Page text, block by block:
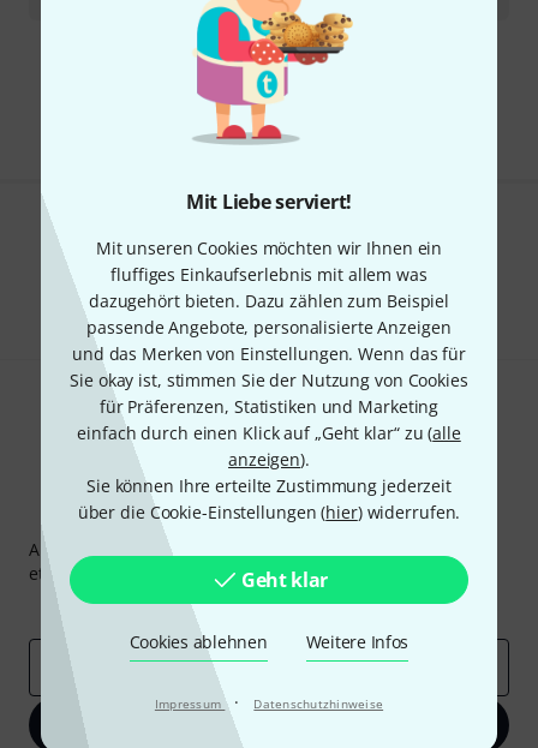
Mit Liebe serviert!
Mit unseren Cookies möchten wir Ihnen ein
fluffiges Einkaufserlebnis mit allem was
dazugehört bieten. Dazu zählen zum Beispiel
passende Angebote, personalisierte Anzeigen
und das Merken von Einstellungen. Wenn das für
Sie okay ist, stimmen Sie der Nutzung von Cookies
für Präferenzen, Statistiken und Marketing
einfach durch einen Klick auf „Geht klar“ zu (alle
anzeigen).
Sie können Ihre erteilte Zustimmung jederzeit
über die Cookie-Einstellungen (hier) widerrufen.
Geht klar
Cookies ablehnen Weitere Infos
Impressum · Datenschutzhinweise
Kostenloser Versand ab 29 €
Alle Preise inkl. MwSt.
Gefällt Ihnen, was Sie sehen?
Teilen Hilfe & Feedback
Thomann Newsletter
Abonniere den Thomann Newsletter und gewinne mit
etwas Glück einen von 50 Gutscheinen 50€
Inspirierende Beiträge
Deals Thomann Insights
E-Mail-Adresse*
Jetzt anmelden